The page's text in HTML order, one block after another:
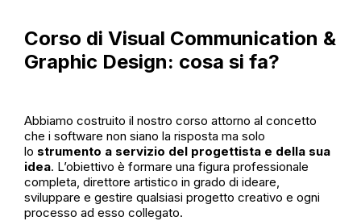
Corso di Visual Communication &
Graphic Design: cosa si fa?
Abbiamo costruito il nostro corso attorno al concetto
che i software non siano la risposta ma solo
lo strumento a servizio del progettista e della sua
idea. L’obiettivo è formare una figura professionale
completa, direttore artistico in grado di ideare,
sviluppare e gestire qualsiasi progetto creativo e ogni
processo ad esso collegato.